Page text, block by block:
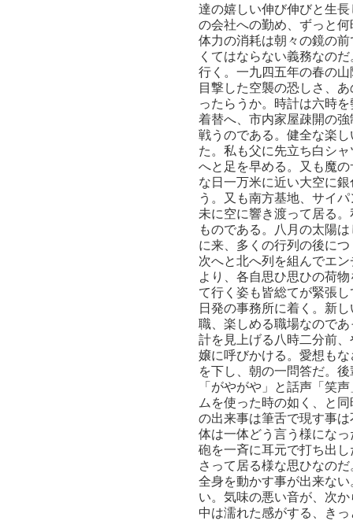
達の嬉しい伸び伸びと生
の会社への勤め、ずっと
体力の消耗は朝々の鏡の
くてはならない義務なの
行く。一九四五年の春の
目撃した空襲の恐しさ、
ったらうか。時計は六時
着替へ、市内家屋疎開の
戦うのである。健全な楽
た。私も父に先立ち白シ
へと足を早める。又も魔
な日一万米に近い大空に
う。又も南方基地、サイ
未に空に響き渡って居る
ものである。八月の太陽
に来、多くの行列の後に
次へと北へ列を組んでエ
より、各自思ひ思ひの荷
て行く姿も皆総てが緊張
日発の事務所に着く。新
職、楽しめる職場なので
計を見上げる八時二分前
嬢に呼びかける。愛想も
を下し、朝の一問答だ。
「がやがや」と話声「笑
ムを使った時の如く、と
の出来事は筆舌で現す事
体は一体どう言う様にな
砲を一斉に耳元で打ち出
さって居る様な思ひなの
全身を動かす事が出来な
い。気味の悪い音が、次
中は濡れた感がする、き